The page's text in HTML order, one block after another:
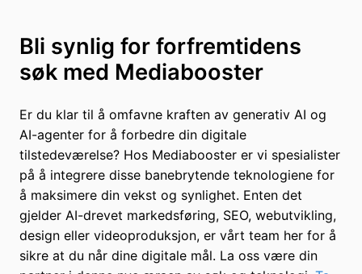
Bli synlig for forfremtidens
søk med Mediabooster
Er du klar til å omfavne kraften av generativ AI og
AI-agenter for å forbedre din digitale
tilstedeværelse? Hos Mediabooster er vi spesialister
på å integrere disse banebrytende teknologiene for
å maksimere din vekst og synlighet. Enten det
gjelder AI-drevet markedsføring, SEO, webutvikling,
design eller videoproduksjon, er vårt team her for å
sikre at du når dine digitale mål. La oss være din